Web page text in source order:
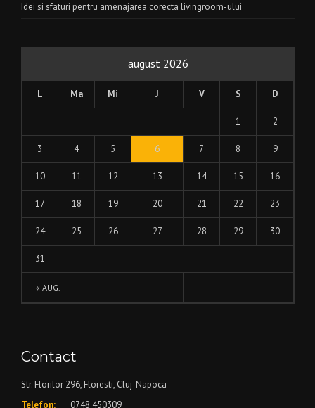
Idei si sfaturi pentru amenajarea corecta livingroom-ului
august 2026
L Ma Mi J V S D
« AUG.
1 2
3 4 5 6 7 8 9
10 11 12 13 14 15 16
17 18 19 20 21 22 23
24 25 26 27 28 29 30
31
Contact
Str. Florilor 296, Floresti, Cluj-Napoca
Telefon:
0748 450309